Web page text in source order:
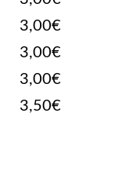
3,00€
3,00€
3,00€
3,50€